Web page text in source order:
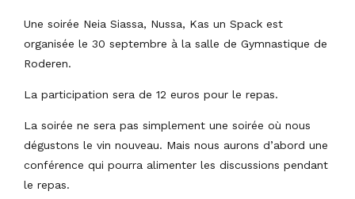
Une soirée Neia Siassa, Nussa, Kas un Spack est
organisée le 30 septembre à la salle de Gymnastique de
Roderen.
La participation sera de 12 euros pour le repas.
La soirée ne sera pas simplement une soirée où nous
dégustons le vin nouveau. Mais nous aurons d’abord une
conférence qui pourra alimenter les discussions pendant
le repas.